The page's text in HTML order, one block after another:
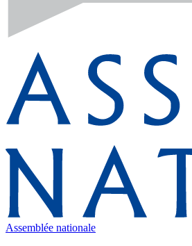
Assemblée nationale